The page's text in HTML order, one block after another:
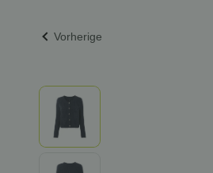
Vorherige